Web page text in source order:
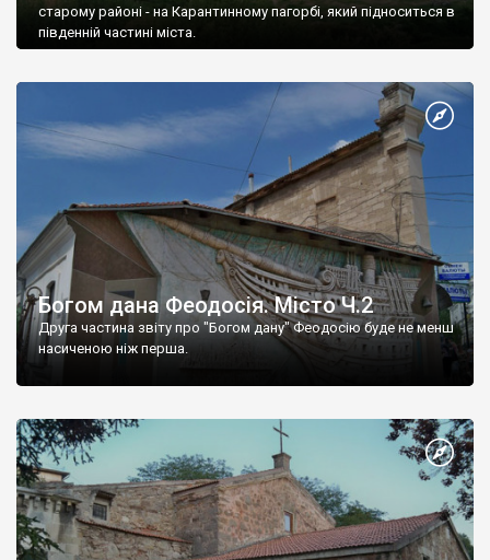
старому районі - на Карантинному пагорбі, який підноситься в
південній частині міста.
Богом дана Феодосія. Місто Ч.2
Друга частина звіту про "Богом дану" Феодосію буде не менш
насиченою ніж перша.